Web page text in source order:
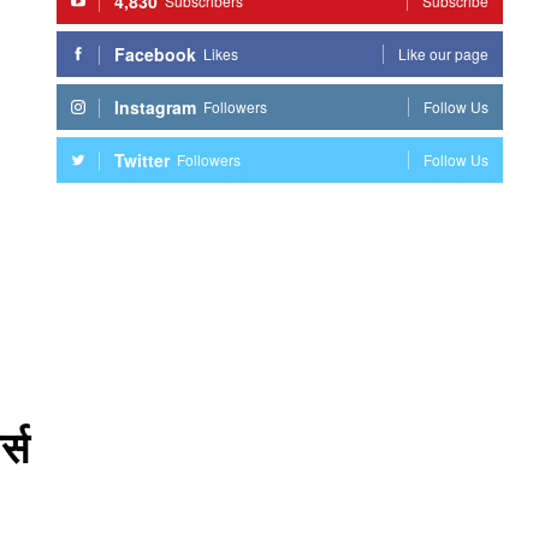
Facebook Likes Like our page
Instagram Followers Follow Us
Twitter Followers Follow Us